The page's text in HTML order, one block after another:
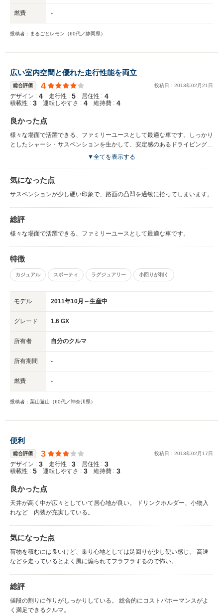
燃費 -
投稿者：まるごとレモン（60代／静岡県）
広い室内空間と優れた走行性能を両立
総合評価 4 投稿日： 2013年02 月21 日
デザイン : 4 走行性 : 5 居住性 : 4
積載性 : 3 運転しやすさ : 4 維持費 : 4
良かった点
様々な場面で活躍できる、ファミリーユースとして最適な車です。しっかり
としたシャーシ・サスペンションを生かして、安定感のあるドライビングを
▼全てを表示する
気になった点
サスペンションが少し硬い印象で、路面の凸凹を過敏に拾ってしまいます。
総評
様々な場面で活躍できる、ファミリーユースとして最適な車です。
特徴
カジュアル スポーティ ラグジュアリー 小回りが利く
モデル 2011年10月～生産中
グレード 1.6 GX
所有者 自分のクルマ
所有期間 -
燃費 -
投稿者：葉山遊山（60代／神奈川県）
便利
総合評価 3 投稿日： 2013年02 月 17日
デザイン : 3 走行性 : 3 居住性 : 3
積載性 : 5 運転しやすさ : 3 維持費 : 3
良かった点
天井が高く中が広々としていて居心地が良い。 ドリンクホルダー、小物入
れなど 内装が充実している。
気になった点
荷物を積むには良いけど、乗り心地としては足回りが少し硬い感じ。 高速
などを走っているとよく風に煽られてフラフラするので怖い。
総評
値段の割りに作りがしっかりしている。 総合的にコストパホーマンスがよ
く満足できるクルマ。